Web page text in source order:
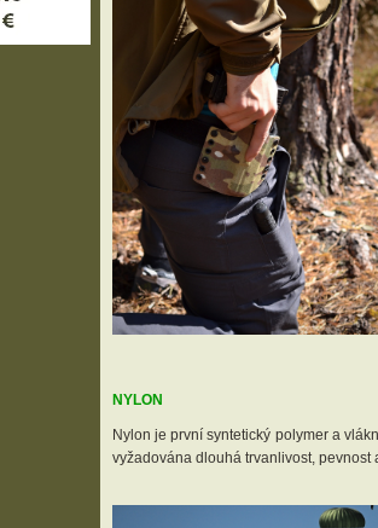
NYLON
Nylon je první syntetický polymer a
vyžadována dlouhá trvanlivost,